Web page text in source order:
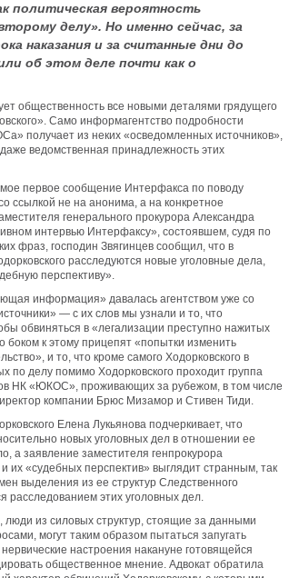
политическая вероятность
делу». Но именно сейчас, за
наказания и за считанные дни до
об этом деле почти как о
общественность все новыми деталями грядущего
Само информагентство подробности
получает из неких «осведомленных источников»,
ведомственная принадлежность этих
первое сообщение Интерфакса по поводу
ссылкой не на анонима, а на конкретное
генерального прокурора Александра
интервью Интерфаксу», состоявшем, судя по
фраз, господин Звягинцев сообщил, что в
расследуются новые уголовные дела,
перспективу».
информация» давалась агентством уже со
— с их слов мы узнали и то, что
обвиняться в «легализации преступно нажитых
боком к этому прицепят «попытки изменить
и то, что кроме самого Ходорковского в
по делу помимо Ходорковского проходит группа
НК «ЮКОС», проживающих за рубежом, в том числе
компании Брюс Мизамор и Стивен Тиди.
Елена Лукьянова подчеркивает, что
новых уголовных дел в отношении ее
а заявление заместителя генпрокурора
их «судебных перспектив» выглядит странным, так
выделения из ее структур Следственного
расследованием этих уголовных дел.
из силовых структур, стоящие за данными
могут таким образом пытаться запугать
настроения накануне готовящейся
общественное мнение. Адвокат обратила